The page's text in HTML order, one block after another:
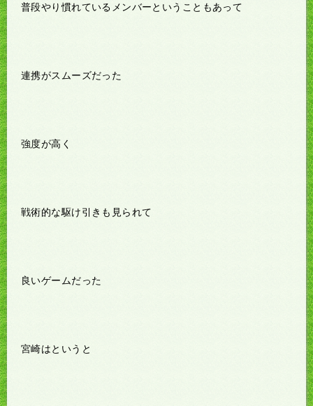
普段やり慣れているメンバーということもあって
連携がスムーズだった
強度が高く
戦術的な駆け引きも見られて
良いゲームだった
宮崎はというと